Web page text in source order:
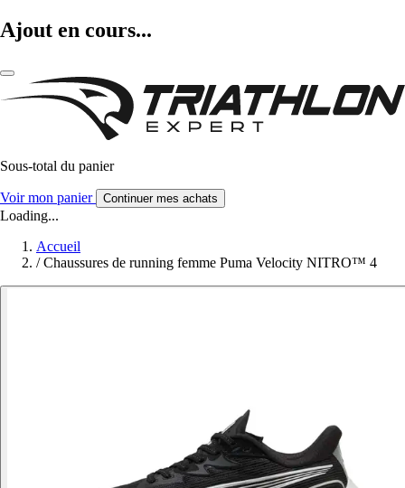
Ajout en cours...
Sous-total du panier
Voir mon panier Continuer mes achats
Loading...
Accueil
/ Chaussures de running femme Puma Velocity NITRO™ 4